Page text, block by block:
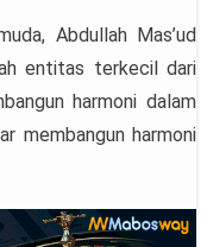
Abdullah Mas’ud
entitas terkecil dari
harmoni dalam
membangun harmoni